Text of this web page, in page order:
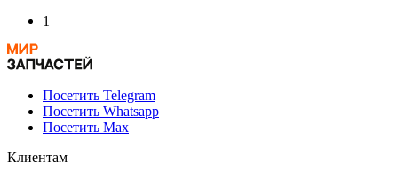
1
Посетить Telegram
Посетить Whatsapp
Посетить Max
Клиентам